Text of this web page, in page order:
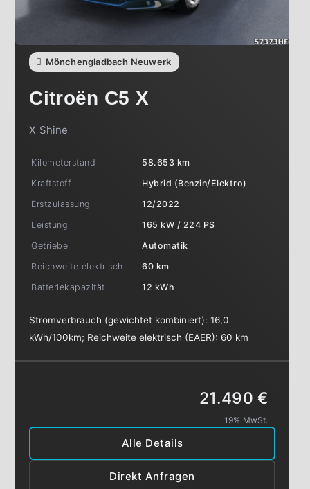
Mönchengladbach Neuwerk
Citroën C5 X
X Shine
Kilometerstand
58.653 km
Kraftstoff
Hybrid (Benzin/Elektro)
Erstzulassung
12/2022
Leistung
165 kW / 224 PS
Getriebe
Automatik
Reichweite elektrisch
60 km
Batteriekapazität
12 kWh
Stromverbrauch (gewichtet kombiniert):16,0
kWh/100km; Reichweite elektrisch (EAER): 60 km
Alle Details
Direkt Anfragen
21.490 €
19% MwSt.